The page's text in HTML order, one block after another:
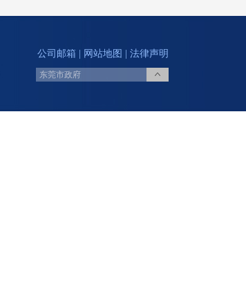
公司邮箱 网站地图 法律声明